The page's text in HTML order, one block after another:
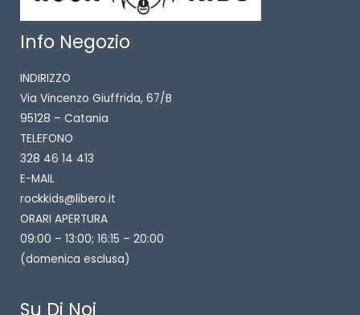
Info Negozio
INDIRIZZO
Via Vincenzo Giuffrida, 67/B
95128 – Catania
TELEFONO
328 46 14 413
E-MAIL
rockkids@libero.it
ORARI APERTURA
09:00 – 13:00; 16:15 – 20:00
(domenica esclusa)
Su Di Noi